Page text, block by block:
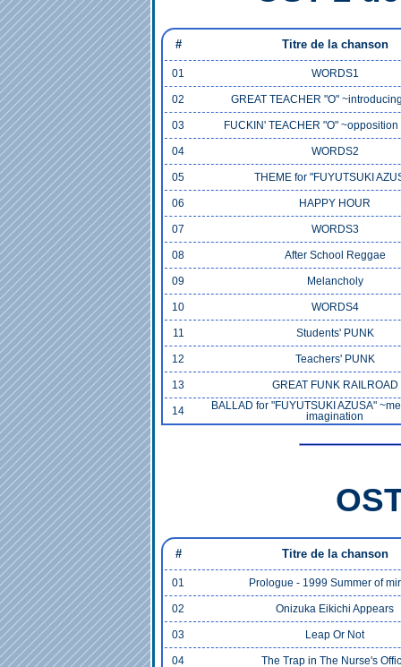
# Titre de la chanson
01 WORDS1
02 GREAT TEACHER "O"
03 FUCKIN' TEACHER "O" ~opposition
04 WORDS2
05 THEME for "FUYUTSUKI
06 HAPPY HOUR
07 WORDS3
08 After School Reggae
09 Melancholy
10 WORDS4
11 Students' PUNK
12 Teachers' PUNK
13 GREAT FUNK RAILROAD
14
BALLAD for "FUYUTSUKI AZUSA"
imagination
# Titre de la chanson
01 Prologue - 1999 Summer of
02 Onizuka Eikichi Appears
03 Leap Or Not
04 The Trap in The Nurse's